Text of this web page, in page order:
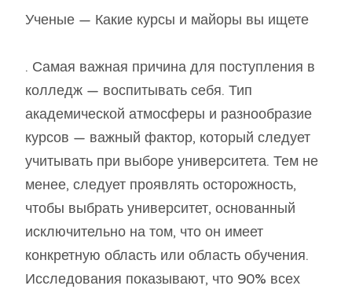
Ученые — Какие курсы и майоры вы ищете
. Самая важная причина для поступления в
колледж — воспитывать себя. Тип
академической атмосферы и разнообразие
курсов — важный фактор, который следует
учитывать при выборе университета. Тем не
менее, следует проявлять осторожность,
чтобы выбрать университет, основанный
исключительно на том, что он имеет
конкретную область или область обучения.
Исследования показывают, что 90% всех